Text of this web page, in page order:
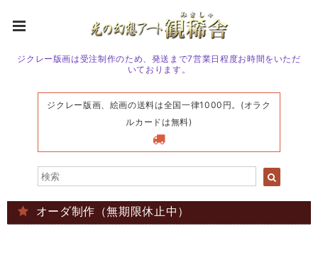
ジクレー版画は受注制作のため、発送まで7営業日程度お時間をいただ
いております。
ジクレー版画、絵画の送料は全国一律1000円。(オラク
ルカードは無料)
オーダ制作（無期限休止中）